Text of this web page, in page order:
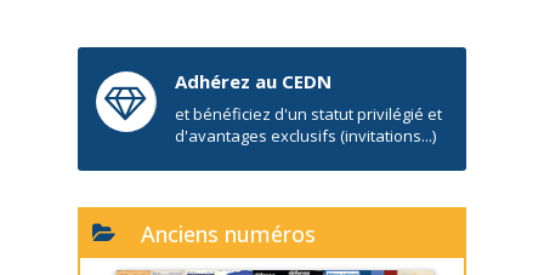
Adhérez au CEDN
et bénéficiez d'un statut privilégié et
d'avantages exclusifs (invitations...)
Anciens numéros